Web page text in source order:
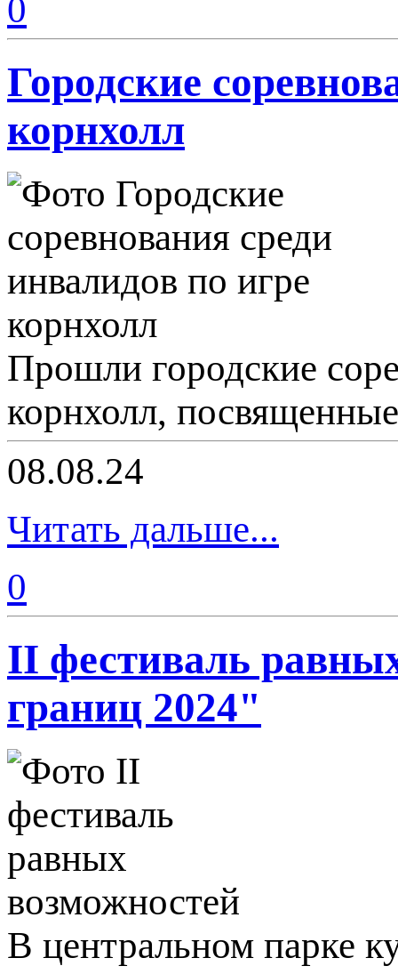
0
Городские
корнхолл
Прошли городские
корнхолл,
08.08.24
Читать дальше...
0
II фестиваль
границ 2024"
В центральном парке